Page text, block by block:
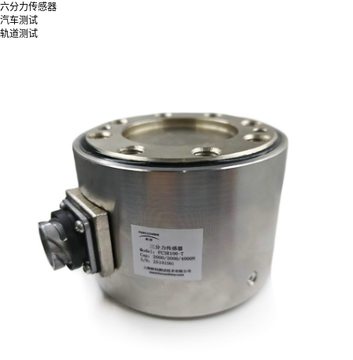
六分力传感器
汽车测试
轨道测试